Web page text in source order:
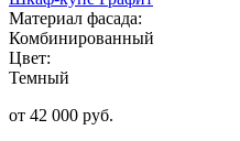
Материал фасада:
Комбинированный
Цвет:
Темный
от 42 000 руб.